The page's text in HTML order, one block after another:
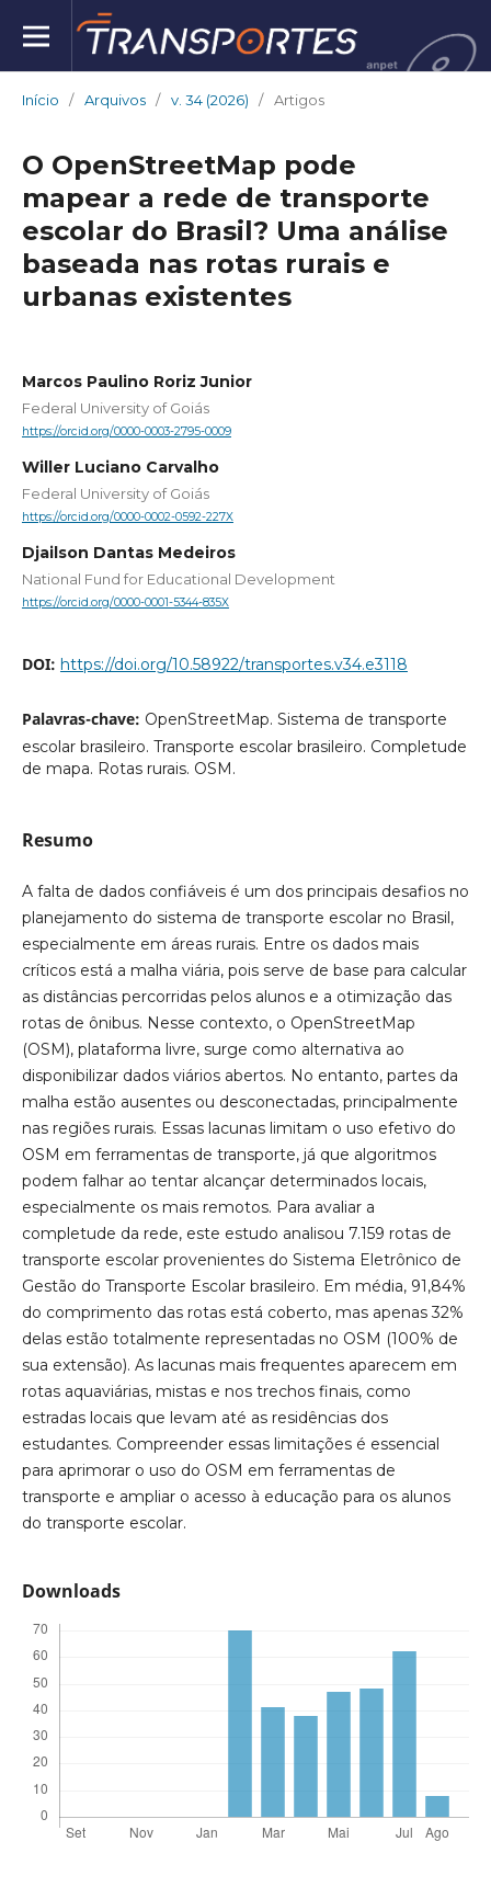
Início / Arquivos / v. 34 (2026) / Artigos
O OpenStreetMap pode
mapear a rede de transporte
escolar do Brasil? Uma análise
baseada nas rotas rurais e
urbanas existentes
Marcos Paulino Roriz Junior
Federal University of Goiás
https://orcid.org/0000-0003-2795-0009
Willer Luciano Carvalho
Federal University of Goiás
https://orcid.org/0000-0002-0592-227X
Djailson Dantas Medeiros
National Fund for Educational Development
https://orcid.org/0000-0001-5344-835X
DOI: https://doi.org/10.58922/transportes.v34.e3118
Palavras-chave: OpenStreetMap. Sistema de transporte
escolar brasileiro. Transporte escolar brasileiro. Completude
de mapa. Rotas rurais. OSM.
Resumo
A falta de dados confiáveis é um dos principais desafios no
planejamento do sistema de transporte escolar no Brasil,
especialmente em áreas rurais. Entre os dados mais
críticos está a malha viária, pois serve de base para calcular
as distâncias percorridas pelos alunos e a otimização das
rotas de ônibus. Nesse contexto, o OpenStreetMap
(OSM), plataforma livre, surge como alternativa ao
disponibilizar dados viários abertos. No entanto, partes da
malha estão ausentes ou desconectadas, principalmente
nas regiões rurais. Essas lacunas limitam o uso efetivo do
OSM em ferramentas de transporte, já que algoritmos
podem falhar ao tentar alcançar determinados locais,
especialmente os mais remotos. Para avaliar a
completude da rede, este estudo analisou 7.159 rotas de
transporte escolar provenientes do Sistema Eletrônico de
Gestão do Transporte Escolar brasileiro. Em média, 91,84%
do comprimento das rotas está coberto, mas apenas 32%
delas estão totalmente representadas no OSM (100% de
sua extensão). As lacunas mais frequentes aparecem em
rotas aquaviárias, mistas e nos trechos finais, como
estradas locais que levam até as residências dos
estudantes. Compreender essas limitações é essencial
para aprimorar o uso do OSM em ferramentas de
transporte e ampliar o acesso à educação para os alunos
do transporte escolar.
Downloads